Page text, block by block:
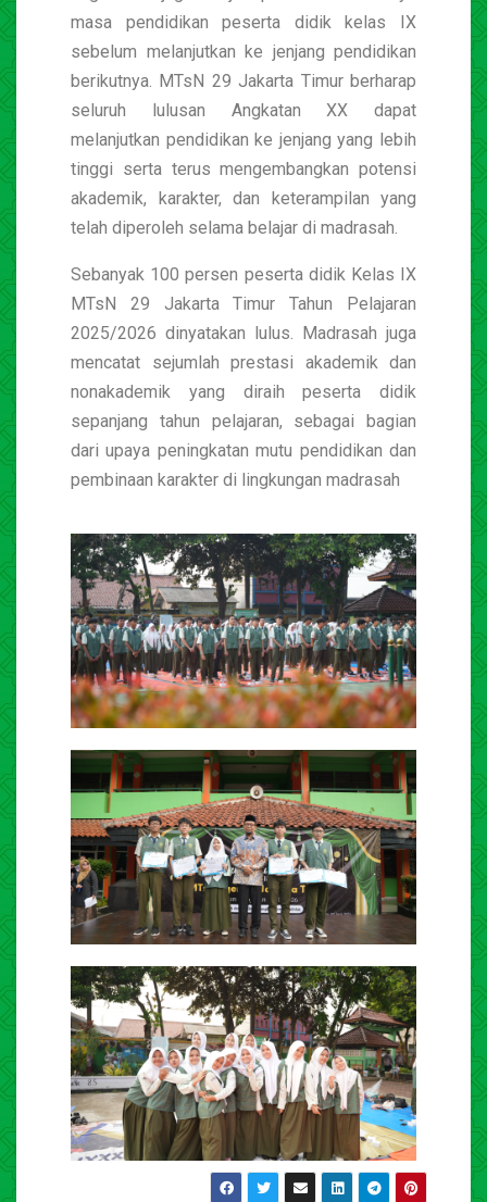
masa pendidikan peserta didik kelas IX
sebelum melanjutkan ke jenjang pendidikan
berikutnya. MTsN 29 Jakarta Timur berharap
seluruh lulusan Angkatan XX dapat
melanjutkan pendidikan ke jenjang yang lebih
tinggi serta terus mengembangkan potensi
akademik, karakter, dan keterampilan yang
telah diperoleh selama belajar di madrasah.
Sebanyak 100 persen peserta didik Kelas IX
MTsN 29 Jakarta Timur Tahun Pelajaran
2025/2026 dinyatakan lulus. Madrasah juga
mencatat sejumlah prestasi akademik dan
nonakademik yang diraih peserta didik
sepanjang tahun pelajaran, sebagai bagian
dari upaya peningkatan mutu pendidikan dan
pembinaan karakter di lingkungan madrasah